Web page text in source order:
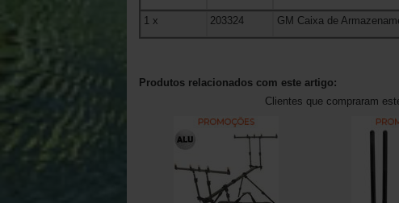
1 x 203324 GM Caixa de
Produtos relacionados com este artigo:
Clientes que compraram